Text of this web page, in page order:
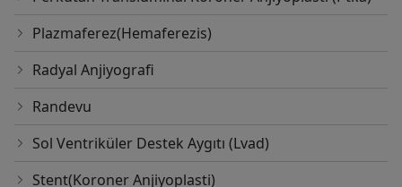
Plazmaferez(Hemaferezis)
Radyal Anjiyografi
Randevu
Sol Ventriküler Destek Aygıtı (Lvad)
Stent(Koroner Anjiyoplasti)